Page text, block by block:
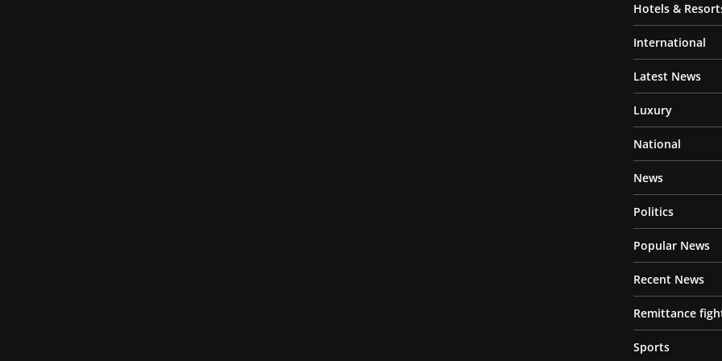
Hotels &
International
Latest News
Luxury
National
News
Politics
Popular News
Recent News
Remittance
Sports